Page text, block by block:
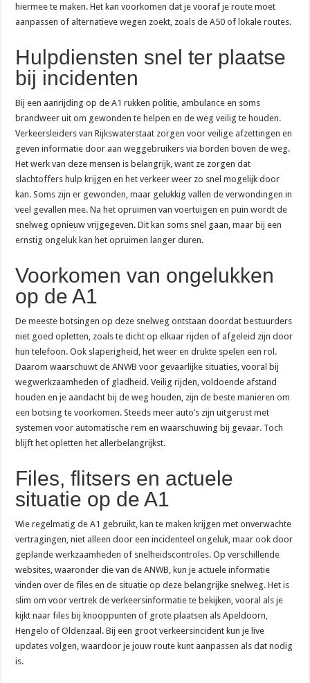
hiermee te maken. Het kan voorkomen dat je vooraf je route moet
aanpassen of alternatieve wegen zoekt, zoals de A50 of lokale routes.
Hulpdiensten snel ter plaatse
bij incidenten
Bij een aanrijding op de A1 rukken politie, ambulance en soms
brandweer uit om gewonden te helpen en de weg veilig te houden.
Verkeersleiders van Rijkswaterstaat zorgen voor veilige afzettingen en
geven informatie door aan weggebruikers via borden boven de weg.
Het werk van deze mensen is belangrijk, want ze zorgen dat
slachtoffers hulp krijgen en het verkeer weer zo snel mogelijk door
kan. Soms zijn er gewonden, maar gelukkig vallen de verwondingen in
veel gevallen mee. Na het opruimen van voertuigen en puin wordt de
snelweg opnieuw vrijgegeven. Dit kan soms snel gaan, maar bij een
ernstig ongeluk kan het opruimen langer duren.
Voorkomen van ongelukken
op de A1
De meeste botsingen op deze snelweg ontstaan doordat bestuurders
niet goed opletten, zoals te dicht op elkaar rijden of afgeleid zijn door
hun telefoon. Ook slaperigheid, het weer en drukte spelen een rol.
Daarom waarschuwt de ANWB voor gevaarlijke situaties, vooral bij
wegwerkzaamheden of gladheid. Veilig rijden, voldoende afstand
houden en je aandacht bij de weg houden, zijn de beste manieren om
een botsing te voorkomen. Steeds meer auto’s zijn uitgerust met
systemen voor automatische rem en waarschuwing bij gevaar. Toch
blijft het opletten het allerbelangrijkst.
Files, flitsers en actuele
situatie op de A1
Wie regelmatig de A1 gebruikt, kan te maken krijgen met onverwachte
vertragingen, niet alleen door een incidenteel ongeluk, maar ook door
geplande werkzaamheden of snelheidscontroles. Op verschillende
websites, waaronder die van de ANWB, kun je actuele informatie
vinden over de files en de situatie op deze belangrijke snelweg. Het is
slim om voor vertrek de verkeersinformatie te bekijken, vooral als je
kijkt naar files bij knooppunten of grote plaatsen als Apeldoorn,
Hengelo of Oldenzaal. Bij een groot verkeersincident kun je live
updates volgen, waardoor je jouw route kunt aanpassen als dat nodig
is.